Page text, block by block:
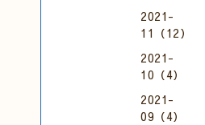
2021-
11（12）
2021-
10（4）
2021-
09（4）